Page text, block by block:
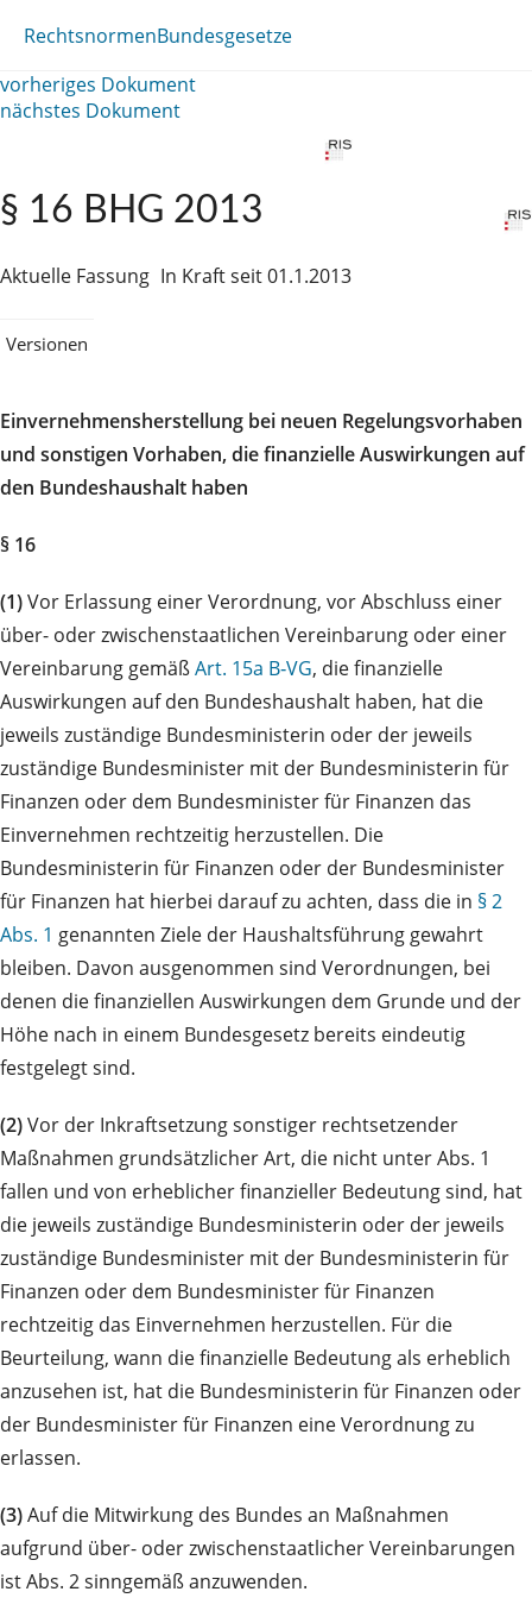
RechtsnormenBundesgesetze
vorheriges Dokument
nächstes Dokument
§ 16 BHG 2013
Aktuelle Fassung In Kraft seit 01.1.2013
Versionen
Einvernehmensherstellung bei neuen Regelungsvorhaben
und sonstigen Vorhaben, die finanzielle Auswirkungen auf
den Bundeshaushalt haben
§ 16
(1)Vor Erlassung einer Verordnung, vor Abschluss einer
über- oder zwischenstaatlichen Vereinbarung oder einer
Vereinbarung gemäßArt. 15a B‑VG, die finanzielle
Auswirkungen auf den Bundeshaushalt haben, hat die
jeweils zuständige Bundesministerin oder der jeweils
zuständige Bundesminister mit der Bundesministerin für
Finanzen oder dem Bundesminister für Finanzen das
Einvernehmen rechtzeitig herzustellen. Die
Bundesministerin für Finanzen oder der Bundesminister
für Finanzen hat hierbei darauf zu achten, dass die in § 2
Abs. 1 genannten Ziele der Haushaltsführung gewahrt
bleiben. Davon ausgenommen sind Verordnungen, bei
denen die finanziellen Auswirkungen dem Grunde und der
Höhe nach in einem Bundesgesetz bereits eindeutig
festgelegt sind.
(2)Vor der Inkraftsetzung sonstiger rechtsetzender
Maßnahmen grundsätzlicher Art, die nicht unter Abs. 1
fallen und von erheblicher finanzieller Bedeutung sind, hat
die jeweils zuständige Bundesministerin oder der jeweils
zuständige Bundesminister mit der Bundesministerin für
Finanzen oder dem Bundesminister für Finanzen
rechtzeitig das Einvernehmen herzustellen. Für die
Beurteilung, wann die finanzielle Bedeutung als erheblich
anzusehen ist, hat die Bundesministerin für Finanzen oder
der Bundesminister für Finanzen eine Verordnung zu
erlassen.
(3)Auf die Mitwirkung des Bundes an Maßnahmen
aufgrund über- oder zwischenstaatlicher Vereinbarungen
ist Abs. 2 sinngemäß anzuwenden.